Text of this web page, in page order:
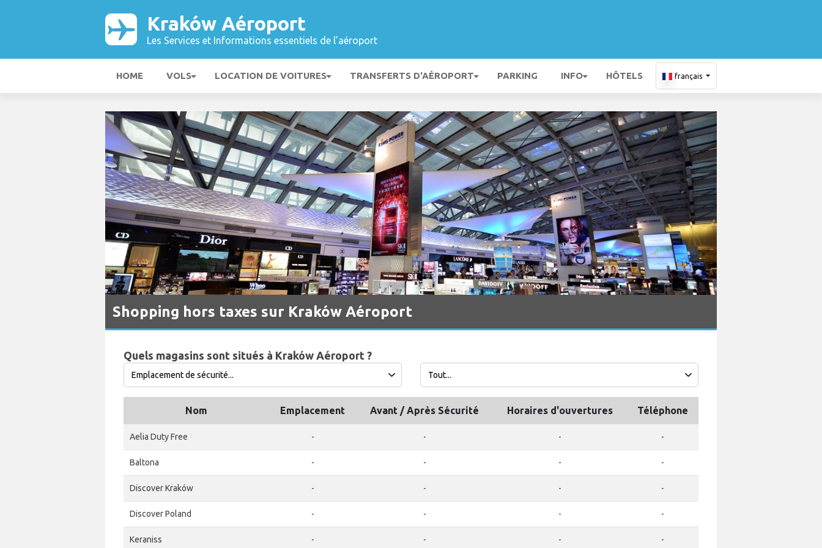
Kraków Aéroport
Les Services et Informations essentiels de l’aéroport
HOME VOLS LOCATION DE VOITURES TRANSFERTS D'AÉROPORT PARKING INFO HÔTELS français
Shopping hors taxes sur Kraków Aéroport
Quels magasins sont situés à Kraków Aéroport ?
Nom Emplacement Avant / Après Sécurité Horaires d'ouvertures Téléphone
Aelia Duty Free - - - -
Baltona - - - -
Discover Kraków - - - -
Discover Poland - - - -
Keraniss - - - -